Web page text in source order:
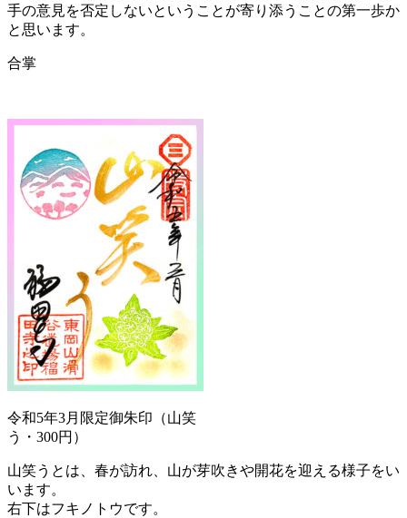
手の意見を否定しないということが寄り添うことの第一歩か
と思います。
合掌
令和5年3月限定御朱印（山笑
う・300円）
山笑うとは、春が訪れ、山が芽吹きや開花を迎える様子をい
います。
右下はフキノトウです。